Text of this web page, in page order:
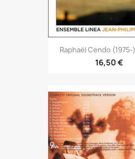
Raphaël Cendo
16,50 €